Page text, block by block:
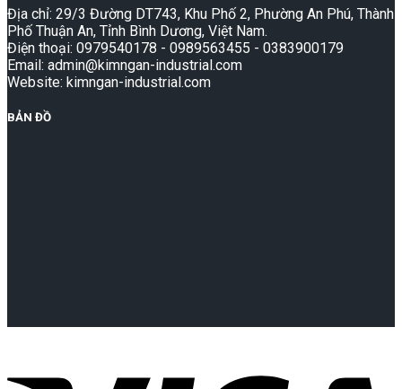
Địa chỉ: 29/3 Đường DT743, Khu Phố 2, Phường An Phú, Thành
Phố Thuận An, Tỉnh Bình Dương, Việt Nam.
Điện thoại: 0979540178 - 0989563455 - 0383900179
Email: admin@kimngan-industrial.com
Website: kimngan-industrial.com
BẢN ĐỒ